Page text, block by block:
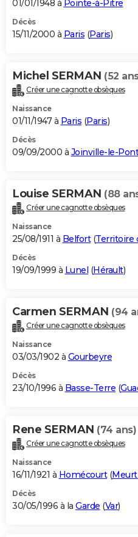
01/01/1948 à Pointe-à-Pitre
Décès
15/11/2000 à Paris (Paris)
Michel SERMAN (52
Créer une cagnotte obsèques
Naissance
01/11/1947 à Paris (Paris)
Décès
09/09/2000 à Joinville-le-Pont
Louise SERMAN (88
Créer une cagnotte obsèques
Naissance
25/08/1911 à Belfort(Territoire
Décès
19/09/1999 à Lunel (Hérault)
Carmen SERMAN (94
Créer une cagnotte obsèques
Naissance
03/03/1902 à Gourbeyre
Décès
23/10/1996 à Basse-Terre (
Rene SERMAN (74 ans)
Créer une cagnotte obsèques
Naissance
16/11/1921 à Homécourt(
Décès
30/05/1996 à la Garde (Var)